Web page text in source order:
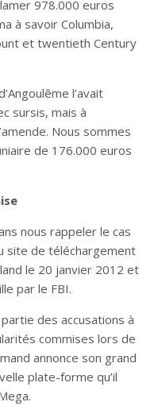
978.000 euros
à savoir Columbia,
et twentieth Century
l’avait
sursis, mais à
Nous sommes
de 176.000 euros
nous rappeler le cas
site de téléchargement
le 20 janvier 2012 et
par le FBI.
des accusations à
commises lors de
annonce son grand
plate-forme qu’il